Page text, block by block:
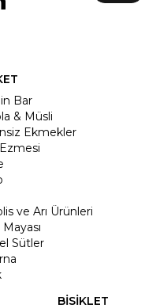
Bar
& Müsli
Ekmekler
ve Arı Ürünleri
Sütler
BİSİKLET